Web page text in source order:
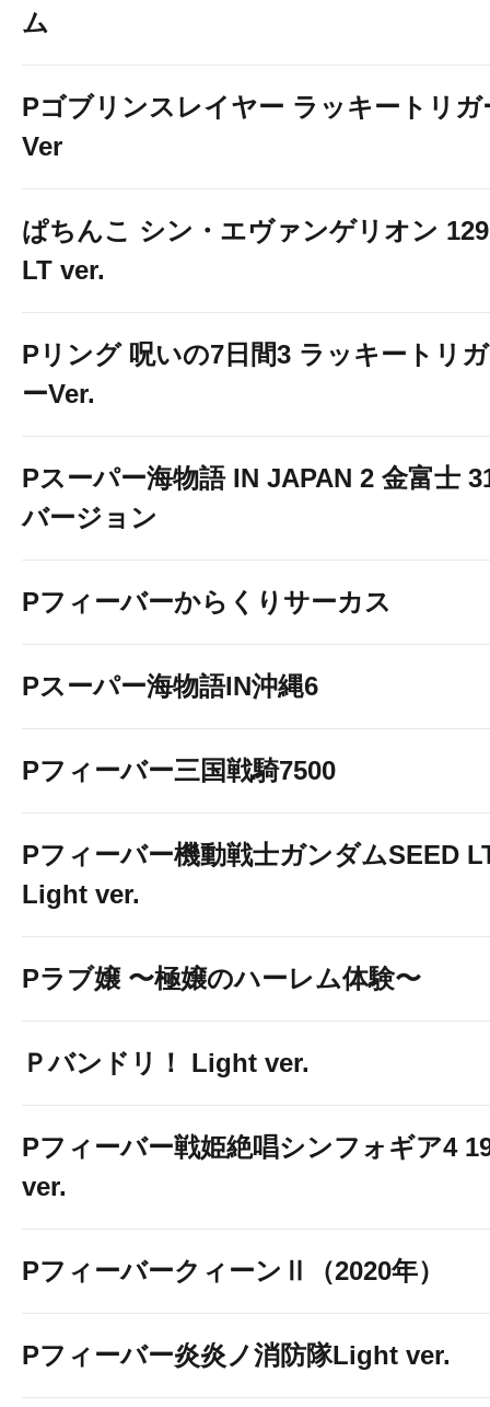
ム
Pゴブリンスレイヤー ラッキートリガ
Ver
ぱちんこ シン・エヴァンゲリオン 129
LT ver.
Pリング 呪いの7日間3 ラッキートリガ
ーVer.
Pスーパー海物語 IN JAPAN 2 金富士
バージョン
Pフィーバーからくりサーカス
Pスーパー海物語IN沖縄6
Pフィーバー三国戦騎7500
Pフィーバー機動戦士ガンダムSEED
Light ver.
Pラブ嬢 〜極嬢のハーレム体験〜
Ｐバンドリ！ Light ver.
Pフィーバー戦姫絶唱シンフォギア4
ver.
PフィーバークィーンⅡ（2020年）
Pフィーバー炎炎ノ消防隊Light ver.